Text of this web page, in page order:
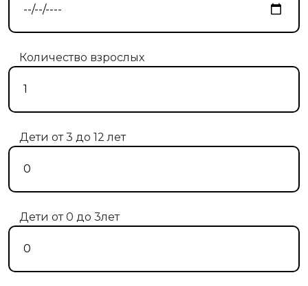
Количество взрослых
Дети от 3 до 12 лет
Дети от 0 до 3лет